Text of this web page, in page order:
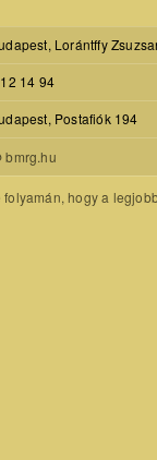
Lorántffy
14 94
Postafiók 194
bmrg.hu
hogy a